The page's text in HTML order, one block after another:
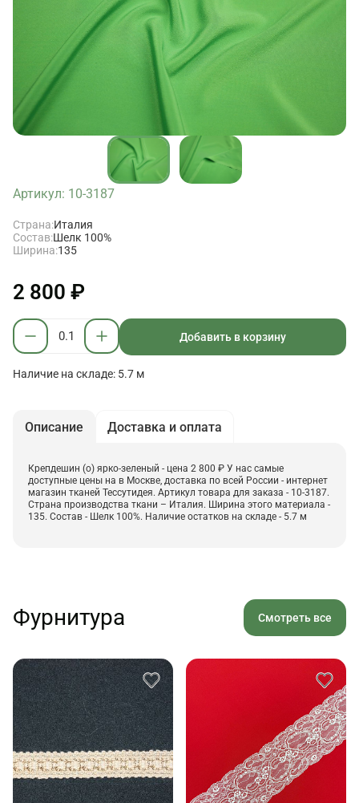
Артикул: 10-3187
Страна:Италия
Состав:Шелк 100%
Ширина:135
2 800 ₽
Добавить в корзину
Наличие на складе: 5.7 м
Описание Доставка и оплата
Крепдешин (о) ярко-зеленый - цена 2 800 ₽ У нас самые
доступные цены на в Москве, доставка по всей России - интернет
магазин тканей Тессутидея. Артикул товара для заказа - 10-3187.
Страна производства ткани – Италия. Ширина этого материала -
135. Состав - Шелк 100%. Наличие остатков на складе - 5.7 м
Фурнитура Смотреть все